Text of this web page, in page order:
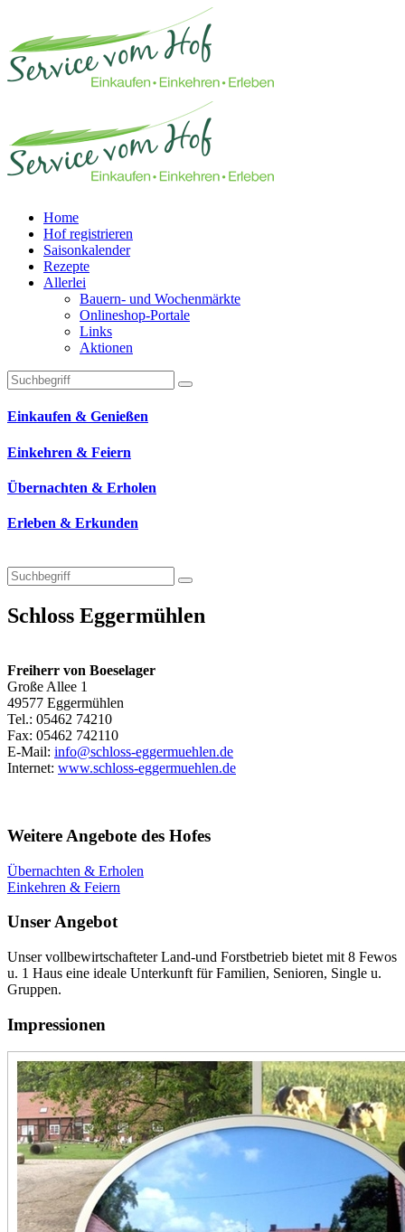
Home
Hof registrieren
Saisonkalender
Rezepte
Allerlei
Bauern- und Wochenmärkte
Onlineshop-Portale
Links
Aktionen
Technisches Feld: Suchfeld
Technisches Feld: Suchbutton
Suche absenden
Einkaufen & Genießen
Einkehren & Feiern
Übernachten & Erholen
Erleben & Erkunden
Schloss Eggermühlen
Freiherr von Boeselager
Große Allee 1
49577 Eggermühlen
Tel.: 05462 74210
Fax: 05462 742110
E-Mail: info@schloss-eggermuehlen.de
Internet: www.schloss-eggermuehlen.de
Weitere Angebote des Hofes
Übernachten & Erholen
Einkehren & Feiern
Unser Angebot
Unser vollbewirtschafteter Land-und Forstbetrieb bietet mit 8 Fewos
u. 1 Haus eine ideale Unterkunft für Familien, Senioren, Single u.
Gruppen.
Impressionen